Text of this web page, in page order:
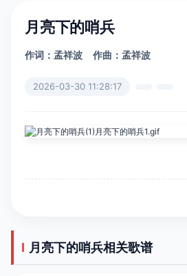
月亮下的哨兵
作词：孟祥波 作曲：孟祥波
2026-03-30 11:28:17
月亮下的哨兵相关歌谱